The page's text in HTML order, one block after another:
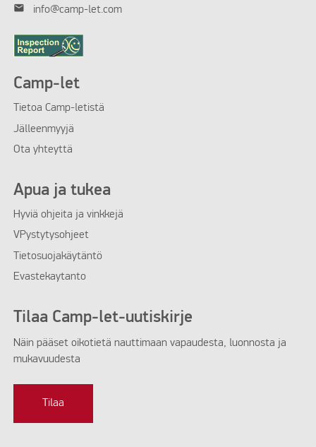
mail info@camp-let.com
Camp-let
Tietoa Camp-letistä
Jälleenmyyjä
Ota yhteyttä
Apua ja tukea
Hyviä ohjeita ja vinkkejä
VPystytysohjeet
Tietosuojakäytäntö
Evastekaytanto
Tilaa Camp-let-uutiskirje
Näin pääset oikotietä nauttimaan vapaudesta, luonnosta ja
mukavuudesta
Tilaa